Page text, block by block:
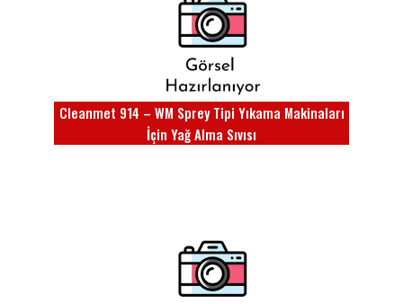
Cleanmet 914 – WM Sprey Tipi Yıkama Makinaları
İçin Yağ Alma Sıvısı